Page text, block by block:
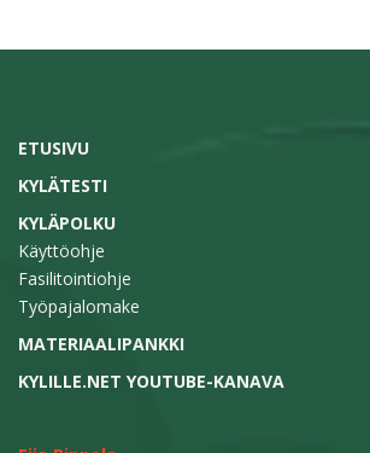
ETUSIVU
KYLÄTESTI
KYLÄPOLKU
Käyttöohje
Fasilitointiohje
Työpajalomake
MATERIAALIPANKKI
KYLILLE.NET YOUTUBE-KANAVA